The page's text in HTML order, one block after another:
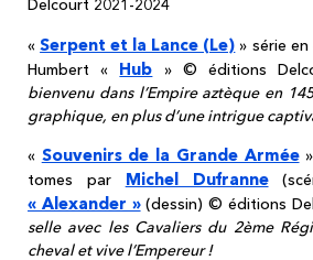
Delcourt 2021-2024
«Serpent et la Lance (Le) » série
Humbert « Hub » © éditions
bienvenu dans l’Empire aztèque en
graphique, en plus d’une intrigue
« Souvenirs de la Grande Armée»
tomes par Michel Dufranne
« Alexander »(dessin) © éditions
selle avec les Cavaliers du 2ème
cheval et vive l’Empereur !